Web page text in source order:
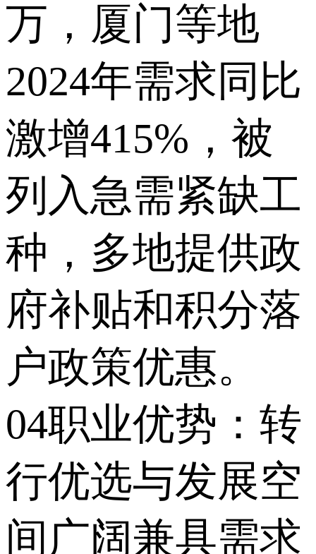
万，厦门等地
2024年需求同比
激增415%，被
列入急需紧缺工
种，多地提供政
府补贴和积分落
户政策优惠。
04职业优势：转
行优选与发展空
间广阔兼具需求